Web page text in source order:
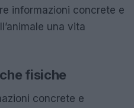
informazioni concrete e
una vita
fisiche
concrete e